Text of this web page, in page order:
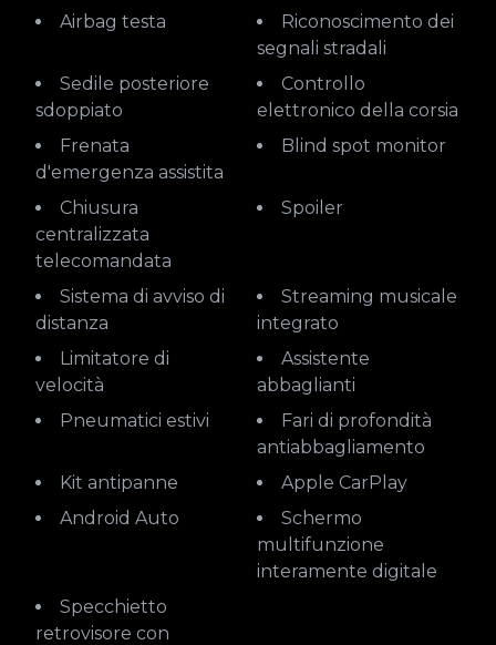
Airbag testa
Riconoscimento dei
segnali stradali
Sedile posteriore
sdoppiato
Controllo
elettronico della corsia
Frenata
d'emergenza assistita
Blind spot monitor
Chiusura
centralizzata
telecomandata
Spoiler
Sistema di avviso di
distanza
Streaming musicale
integrato
Limitatore di
velocità
Assistente
abbaglianti
Pneumatici estivi
Fari di profondità
antiabbagliamento
Kit antipanne
Apple CarPlay
Android Auto
Schermo
multifunzione
interamente digitale
Specchietto
retrovisore con